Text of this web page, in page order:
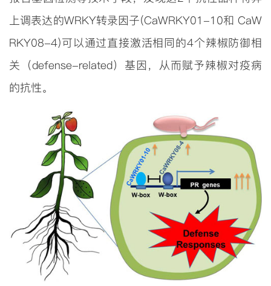
上调表达的WRKY转录因子(CaWRKY01-10和 CaW
RKY08-4)可以通过直接激活相同的4个辣椒防御相
关（defense-related）基因，从而赋予辣椒对疫病
的抗性。